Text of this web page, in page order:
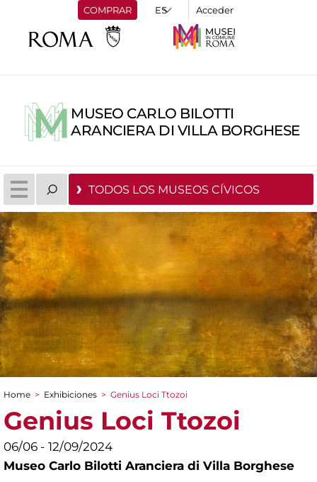
COMPRAR Acceder
MUSEO CARLO BILOTTI
ARANCIERA DI VILLA BORGHESE
TODOS LOS MUSEOS CÍVICOS
You are here
Home > Exhibiciones > Genius Loci Ttozoi
Genius Loci Ttozoi
06/06 - 12/09/2024
Museo Carlo Bilotti Aranciera di Villa Borghese